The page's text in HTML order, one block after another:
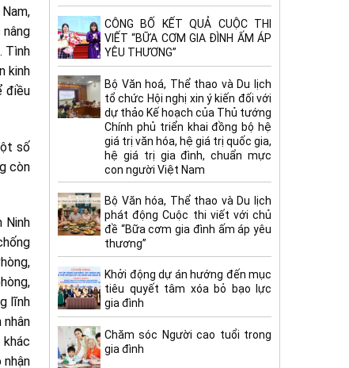
Tình
kinh
điều
số
còn
Ninh
lĩnh
CÔNG BỐ KẾT QUẢ CUỘC THI
VIẾT “BỮA CƠM GIA ĐÌNH ẤM ÁP
YÊU THƯƠNG”
Bộ Văn hoá, Thể thao và Du lịch
tổ chức Hội nghị xin ý kiến đối với
dự thảo Kế hoạch của Thủ tướng
Chính phủ triển khai đồng bộ hệ
giá trị văn hóa, hệ giá trị quốc gia,
hệ giá trị gia đình, chuẩn mực
con người Việt Nam
Bộ Văn hóa, Thể thao và Du lịch
phát động Cuộc thi viết với chủ
đề “Bữa cơm gia đình ấm áp yêu
thương”
Khởi động dự án hướng đến mục
tiêu quyết tâm xóa bỏ bạo lực
gia đình
Chăm sóc Người cao tuổi trong
gia đình